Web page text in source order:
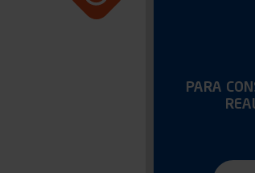
PARA